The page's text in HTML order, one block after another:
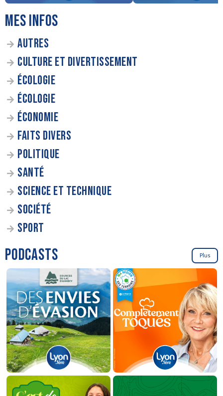
MES INFOS
AUTRES
CULTURE ET DIVERTISSEMENT
ÉCOLOGIE
ÉCOLOGIE
ÉCONOMIE
FAITS DIVERS
POLITIQUE
SANTÉ
SCIENCE ET TECHNIQUE
SOCIÉTÉ
SPORT
PODCASTS Plus